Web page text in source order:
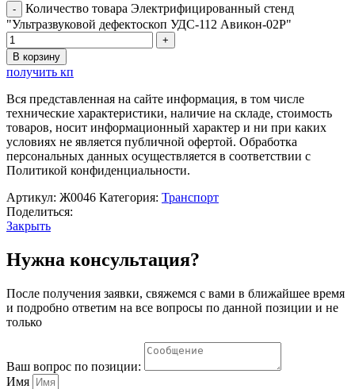
Количество товара Электрифицированный стенд
"Ультразвуковой дефектоскоп УДС-112 Авикон-02Р"
В корзину
получить кп
Вся представленная на сайте информация, в том числе
технические характеристики, наличие на складе, стоимость
товаров, носит информационный характер и ни при каких
условиях не является публичной офертой. Обработка
персональных данных осуществляется в соответствии с
Политикой конфиденциальности.
Артикул: Ж0046 Категория: Транспорт
Поделиться:
Закрыть
Нужна консультация?
После получения заявки, свяжемся с вами в ближайшее время
и подробно ответим на все вопросы по данной позиции и не
только
Ваш вопрос по позиции:
Имя